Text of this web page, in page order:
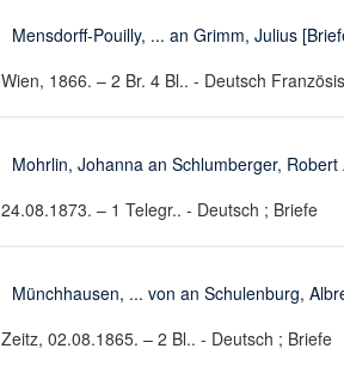
Mensdorff-Pouilly, ... an Grimm, Julius
Wien, 1866. – 2 Br. 4 Bl.. - Deutsch
Mohrlin, Johanna an Schlumberger, Robert
24.08.1873. – 1 Telegr.. - Deutsch ; Briefe
Münchhausen, ... von an Schulenburg,
Zeitz, 02.08.1865. – 2 Bl.. - Deutsch ; Briefe